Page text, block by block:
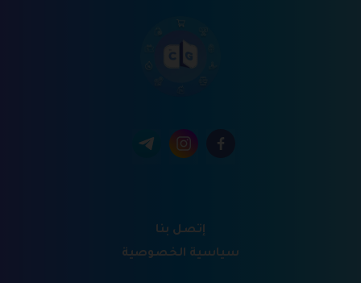
إتصل بنا
سياسية الخصوصية